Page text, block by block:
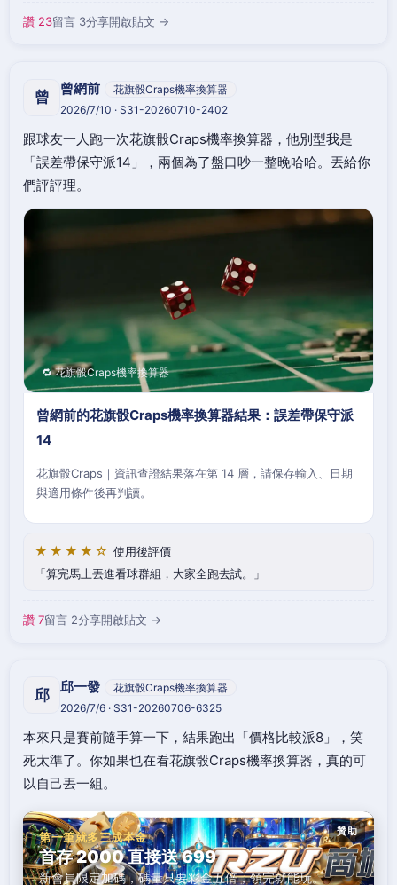
讚 23留言 3分享開啟貼文 →
曾 曾網前
花旗骰Craps機率換算器
2026/7/10 · S31-20260710-2402
跟球友一人跑一次花旗骰Craps機率換算器，他別型我是
「誤差帶保守派14」，兩個為了盤口吵一整晚哈哈。丟給你
們評評理。
🔁 花旗骰Craps機率換算器
曾網前的花旗骰Craps機率換算器結果：誤差帶保守派
14
花旗骰Craps｜資訊查證結果落在第 14 層，請保存輸入、日期
與適用條件後再判讀。
★★★★☆ 使用後評價
算完馬上丟進看球群組，大家全跑去試。
讚 7留言 2分享開啟貼文 →
邱 邱一發
花旗骰Craps機率換算器
2026/7/6 · S31-20260706-6325
本來只是賽前隨手算一下，結果跑出「價格比較派8」，笑
死太準了。你如果也在看花旗骰Craps機率換算器，真的可
以自己丟一組。
贊助
第一筆就多三成本金
首存 2000 直接送 699
新會員限定加碼，碼量只要彩金五倍，領完就能玩。